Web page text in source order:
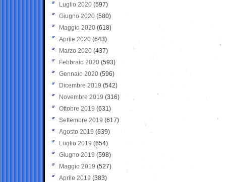
Luglio 2020 (597)
Giugno 2020 (580)
Maggio 2020 (618)
Aprile 2020 (643)
Marzo 2020 (437)
Febbraio 2020 (593)
Gennaio 2020 (596)
Dicembre 2019 (542)
Novembre 2019 (316)
Ottobre 2019 (631)
Settembre 2019 (617)
Agosto 2019 (639)
Luglio 2019 (654)
Giugno 2019 (598)
Maggio 2019 (527)
Aprile 2019 (383)